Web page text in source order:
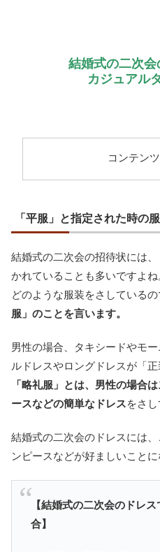
結婚式の二次会
カジュアル
コンテン
「平服」と指定された時の
結婚式の二次会の招待状には
かれていることも多いですよ
どのような服装をさしているの
服」のことを言います。
男性の場合、タキシードやモ
ルドレスやロングドレスが「正
「略礼服」とは、男性の場合
ースなどの簡単なドレスをさし
結婚式の二次会のドレスには
ンピースなどが好ましいことに
【結婚式の二次会のドレ
合】